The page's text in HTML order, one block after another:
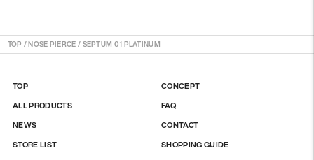
TOP /NOSE PIERCE / SEPTUM 01 PLATINUM
TOP
ALL PRODUCTS
NEWS
STORE LIST
CONCEPT
FAQ
CONTACT
SHOPPING GUIDE